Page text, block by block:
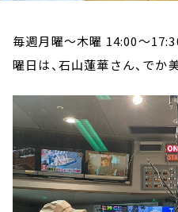
毎週月曜～木曜 14:00～
曜日は、石山蓮華さん、でか